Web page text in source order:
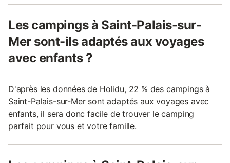
Les campings à Saint-Palais-sur-
Mer sont-ils adaptés aux voyages
avec enfants ?
D'après les données de Holidu, 22 % des campings à
Saint-Palais-sur-Mer sont adaptés aux voyages avec
enfants, il sera donc facile de trouver le camping
parfait pour vous et votre famille.